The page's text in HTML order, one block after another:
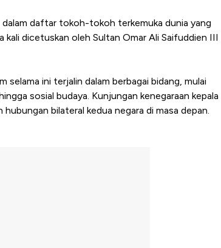
daftar tokoh-tokoh terkemuka dunia yang
dicetuskan oleh Sultan Omar Ali Saifuddien III
selama ini terjalin dalam berbagai bidang, mulai
sosial budaya. Kunjungan kenegaraan kepala
bilateral kedua negara di masa depan.